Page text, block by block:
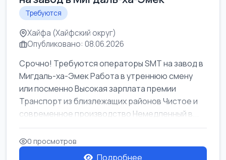
Требуются
Хайфа (Хайфский округ)
Опубликовано: 08.06.2026
Срочно! Требуются операторы SMT на завод в
Мигдаль-ха-Эмек Работа в утреннюю смену
или посменно Высокая зарплата премии
Транспорт из близлежащих районов Чистое и
современное производство Немедленный в...
0 просмотров
Подробнее